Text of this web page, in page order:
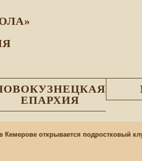
ЕПАРХИЯ
открывается подростковый клуб